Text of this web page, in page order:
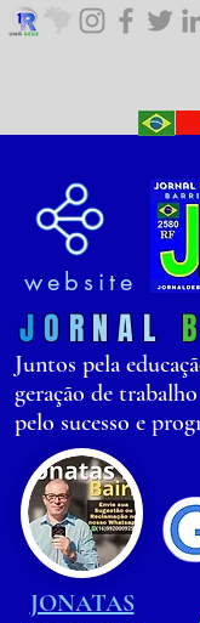
website
JO RNAL
Juntos pela
geração de
pelo sucesso e
JONATAS